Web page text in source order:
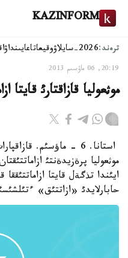
KAZINFORM
ترەند:2026-سايلاۋ وقيعاتاعايىنداۋ
20:19, 06 ماۋسىم 2013
موثعوليا قازاقتارئ قايتا
استانا. 6 - ماؤسئم.
موثعوليا پرةزيدةنتئ
ايئندا تذگةل قايتا
حابارلايدئ «ازاتتئق»